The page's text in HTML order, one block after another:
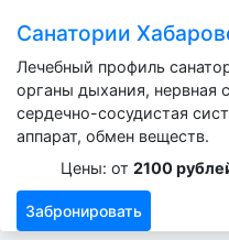
Санатории
Лечебный профиль
органы дыхания, нервная
сердечно-сосудистая
аппарат, обмен веществ.
Цены: от 2100
Забронировать